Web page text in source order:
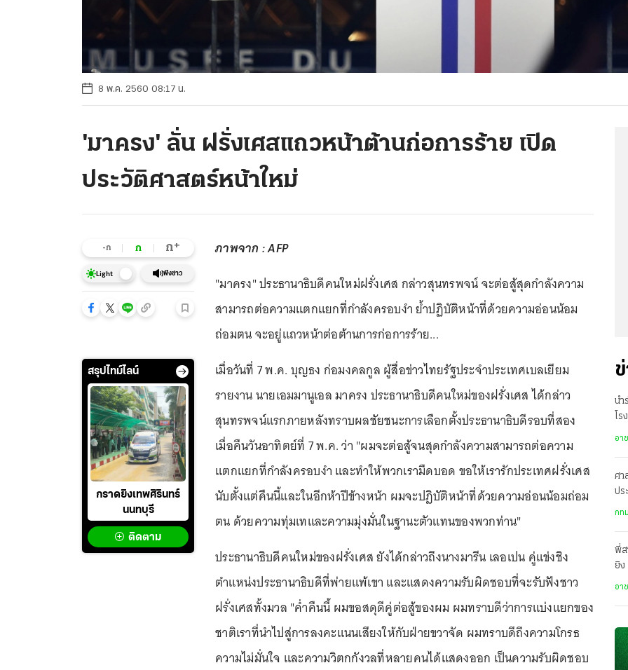
8 พ.ค. 2560 08:17 น.
'มาครง' ลั่น ฝรั่งเศสแถวหน้าต้านก่อการร้าย เปิด
ประวัติศาสตร์หน้าใหม่
-ก ก ก+
Light ฟังข่าว
สรุปไทม์ไลน์
กราดยิงเทพศิรินทร์
นนทบุรี
ติดตาม
ภาพจาก : AFP
"มาครง" ประธานาธิบดีคนใหม่ฝรั่งเศส กล่าวสุนทรพจน์ จะต่อสู้สุดกำลังความ
สามารถต่อความแตกแยกที่กำลังครอบงำ ย้ำปฏิบัติหน้าที่ด้วยความอ่อนน้อม
ถ่อมตน จะอยู่แถวหน้าต่อต้านการก่อการร้าย...
เมื่อวันที่ 7 พ.ค. บุญธง ก่อมงคลกูล ผู้สื่อข่าวไทยรัฐประจำประเทศเบลเยียม
รายงาน นายเอมมานูเอล มาครง ประธานาธิบดีคนใหม่ของฝรั่งเศส ได้กล่าว
สุนทรพจน์แรกภายหลังทราบผลชัยชนะการเลือกตั้งประธานาธิบดีรอบที่สอง
เมื่อคืนวันอาทิตย์ที่ 7 พ.ค. ว่า "ผมจะต่อสู้จนสุดกำลังความสามารถต่อความ
แตกแยกที่กำลังครอบงำ และทำให้พวกเรามืดบอด ขอให้เรารักประเทศฝรั่งเศส
นับตั้งแต่คืนนี้และในอีกห้าปีข้างหน้า ผมจะปฏิบัติหน้าที่ด้วยความอ่อนน้อมถ่อม
ตน ด้วยความทุ่มเทและความมุ่งมั่นในฐานะตัวแทนของพวกท่าน"
ประธานาธิบดีคนใหม่ของฝรั่งเศส ยังได้กล่าวถึงนางมารีน เลอเปน คู่แข่งชิง
ตำแหน่งประธานาธิบดีที่พ่ายแพ้เขา และแสดงความรับผิดชอบที่จะรับฟังชาว
ฝรั่งเศสทั้งมวล "ค่ำคืนนี้ ผมขอสดุดีคู่ต่อสู้ของผม ผมทราบดีว่าการแบ่งแยกของ
ชาติเราที่นำไปสู่การลงคะแนนเสียงให้กับฝ่ายขวาจัด ผมทราบดีถึงความโกรธ
ความไม่มั่นใจ และความวิตกกังวลที่หลายคนได้แสดงออก เป็นความรับผิดชอบ
นำ
โร
อา
ศา
ปร
กท
พี่ส
ยิง
อา